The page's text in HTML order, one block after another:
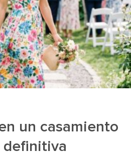
un casamiento
definitiva